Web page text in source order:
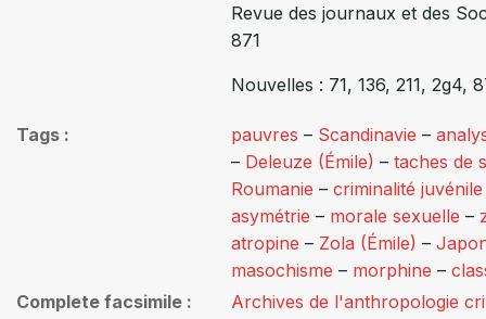
Revue des journaux et des
871
Nouvelles : 71, 136, 211, 2g4,
Tags pauvres – Scandinavie –
– Deleuze (Émile) –taches de
Roumanie –criminalité juvénile
asymétrie – morale sexuelle –
atropine – Zola (Émile) –
masochisme – morphine –
Complete facsimile
Archives de l'anthropologie